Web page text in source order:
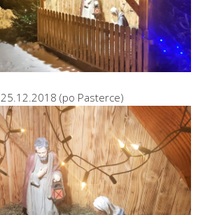
25.12.2018 (po Pasterce)